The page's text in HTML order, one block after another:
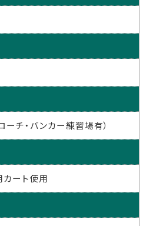
チ・バンカー練習場有）
ート使用